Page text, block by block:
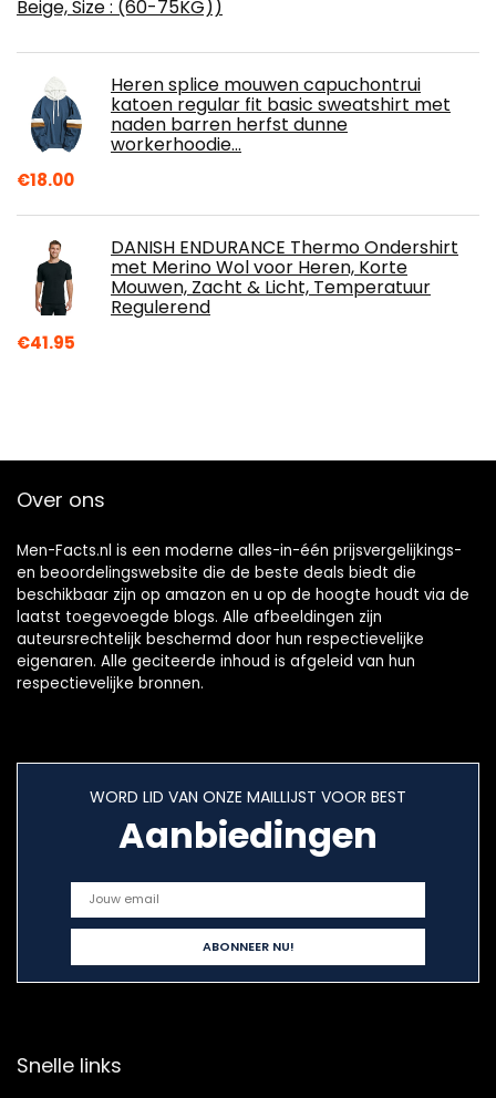
Beige, Size : (60-75KG))
Heren splice mouwen capuchontrui
katoen regular fit basic sweatshirt met
naden barren herfst dunne
workerhoodie…
€18.00
DANISH ENDURANCE Thermo Ondershirt
met Merino Wol voor Heren, Korte
Mouwen, Zacht & Licht, Temperatuur
Regulerend
€41.95
Over ons
Men-Facts.nl is een moderne alles-in-één prijsvergelijkings-
en beoordelingswebsite die de beste deals biedt die
beschikbaar zijn op amazon en u op de hoogte houdt via de
laatst toegevoegde blogs. Alle afbeeldingen zijn
auteursrechtelijk beschermd door hun respectievelijke
eigenaren. Alle geciteerde inhoud is afgeleid van hun
respectievelijke bronnen.
WORD LID VAN ONZE MAILLIJST VOOR BEST
Aanbiedingen
Snelle links